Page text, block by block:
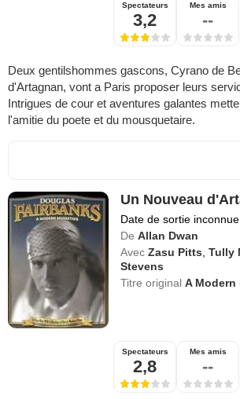
Spectateurs
3,2
Mes amis
--
Deux gentilshommes gascons, Cyrano de
d'Artagnan, vont a Paris proposer leurs
Intrigues de cour et aventures galantes
l'amitie du poete et du mousquetaire.
Un Nouveau
Date de sortie inconnue
De Allan Dwan
Avec Zasu Pitts,Tully
Stevens
Titre originalA Modern
Spectateurs
2,8
Mes amis
--